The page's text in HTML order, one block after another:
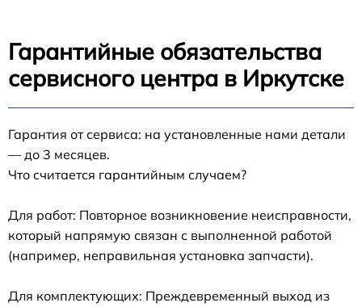
Гарантийные обязательства
сервисного центра в Иркутске
Гарантия от сервиса: на установленные нами детали
— до 3 месяцев.
Что считается гарантийным случаем?
Для работ: Повторное возникновение неисправности,
который напрямую связан с выполненной работой
(например, неправильная установка запчасти).
Для комплектующих: Преждевременный выход из